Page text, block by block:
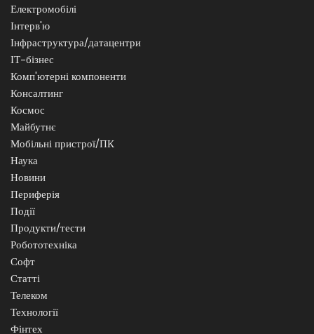
Електромобілі
Інтерв'ю
Інфраструктура/датацентри
ІТ-бізнес
Комп'ютерні компоненти
Консалтинг
Космос
Майбутнє
Мобільні пристрої/ПК
Наука
Новини
Периферія
Події
Продукти/тести
Робототехніка
Софт
Статті
Телеком
Технології
Фінтех